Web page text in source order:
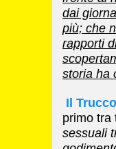
dai
più; che
rapporti
storia ha
Il Trucco
primo tra
sessuali